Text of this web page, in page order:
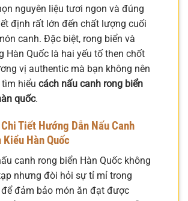
nguyên liệu tươi ngon và đúng
định rất lớn đến chất lượng cuối
canh. Đặc biệt, rong biển và
Hàn Quốc là hai yếu tố then chốt
vị authentic mà bạn không nên
hiểu cách nấu canh rong biển
quốc.
Tiết Hướng Dẫn Nấu Canh
Kiểu Hàn Quốc
canh rong biển Hàn Quốc không
nhưng đòi hỏi sự tỉ mỉ trong
đảm bảo món ăn đạt được